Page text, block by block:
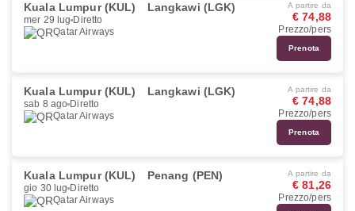
Kuala Lumpur (KUL) Langkawi (LGK)
mer 29 lug Diretto
Qatar Airways
A partire da
€ 74,88
Prezzo/pers
Prenota
Kuala Lumpur (KUL) Langkawi (LGK)
sab 8 ago Diretto
Qatar Airways
A partire da
€ 74,88
Prezzo/pers
Prenota
Kuala Lumpur (KUL) Penang (PEN)
gio 30 lug Diretto
Qatar Airways
A partire da
€ 81,26
Prezzo/pers